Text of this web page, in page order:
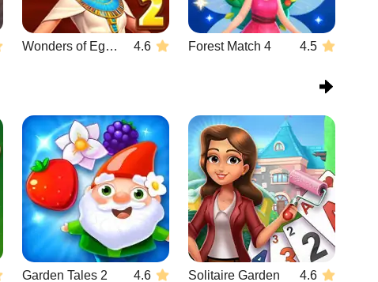
Wonders of Egypt Match 2 4.6 Forest Match 4 4.5
Garden Tales 2 4.6 Solitaire Garden 4.6